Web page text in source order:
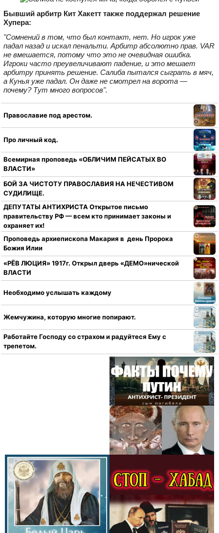
Бывший арбитр Кит Хакетт также поддержал решение
Хупера:
"Сомнений в том, что был контакт, нет. Но игрок уже
падал назад и искал пенальти. Арбитр абсолютно прав. VAR
не вмешается, потому что это не очевидная ошибка.
Игроки часто преувеличивают падение, и это мешает
арбитру принять решение. Салиба пытался сыграть в мяч,
а Кунья уже падал. Он даже не смотрел на ворота —
почему? Тут много вопросов".
Православие под арестом.
Про личный код.
Всемирная проповедь «ОБЛИЧИМ ПЕЙСАТЫХ ВО
ВЛАСТИ»
БОЙ ЗА ЧИСТОТУ ПРАВОСЛАВИЯ НА НЕЧЕСТИВОМ
СУДИЛИЩЕ.
ДЕПУТАТЫ АНТИХРИСТА Открытое письмо
правительству РФ — всем кто принимает законы и
охраняет их!
Проповедь архиепископа Макария в день Пророка
Божия Илии
«РЁВ ЛЮЦИЯ» 1917г. Открыл дверь «ДЕМО»нической
ВЛАСТИ
Необходимо услышать каждому
Жемчужина, которую многие попирают.
Работайте Господу со страхом и радуйтеся Ему с
трепетом.